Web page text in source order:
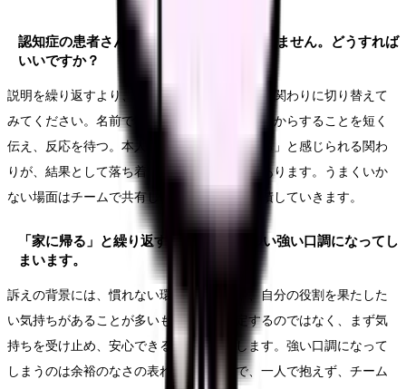
認知症の患者さんに何度説明しても伝わりません。どうすれば
いいですか？
説明を繰り返すより、まず気持ちを受け止める関わりに切り替えて
みてください。名前で呼び、目を合わせ、これからすることを短く
伝え、反応を待つ。本人が「大事にされている」と感じられる関わ
りが、結果として落ち着きにつながることがあります。うまくいか
ない場面はチームで共有し、対応のコツを蓄積していきます。
「家に帰る」と繰り返す患者さんに、つい強い口調になってし
まいます。
訴えの背景には、慣れない環境への不安や、自分の役割を果たした
い気持ちがあることが多いものです。否定するのではなく、まず気
持ちを受け止め、安心できる声かけを試します。強い口調になって
しまうのは余裕のなさの表れでもあるので、一人で抱えず、チーム